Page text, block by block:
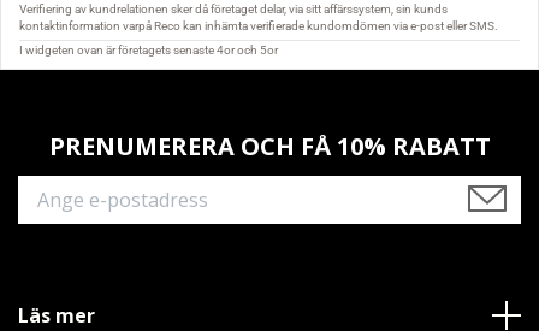
PRENUMERERA OCH FÅ 10% RABATT
Läs mer